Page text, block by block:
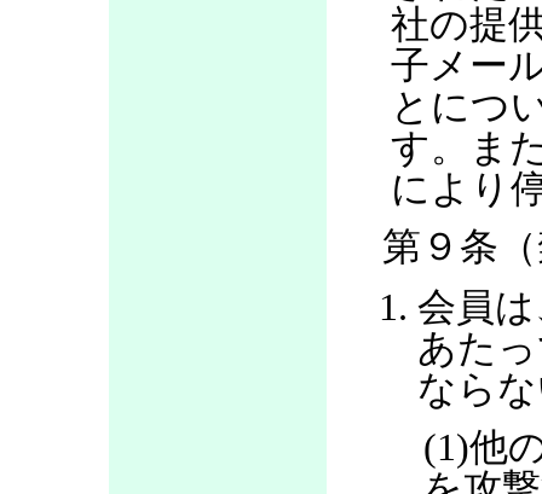
社の提
子メー
とにつ
す。ま
により
第９条
会員
あた
なら
(1)他